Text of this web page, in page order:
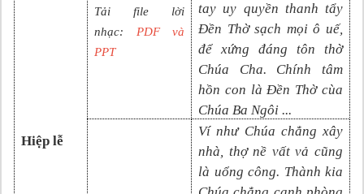
Hiệp lễ
Tải file lời
nhạc:
PDF và
PPT
tay uy quyền thanh tẩy
Đền Thờ sạch mọi ô uế,
để xứng đáng tôn thờ
Chúa Cha. Chính tâm
hồn con là Đền Thờ cùa
Chúa Ba Ngôi ...
Ví như Chúa chẳng xây
nhà, thợ nề vất vả cũng
là uổng công. Thành kia